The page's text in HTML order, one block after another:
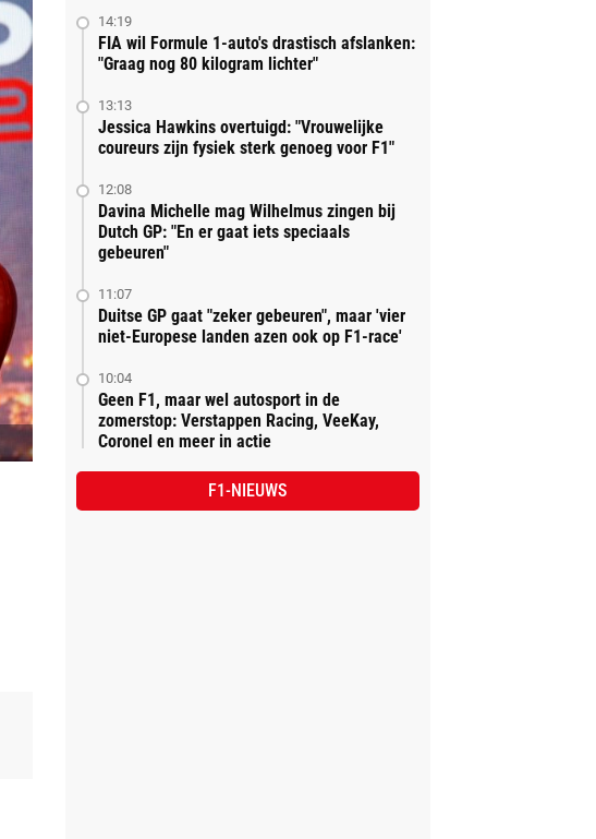
14:19
FIA wil Formule 1-auto's drastisch afslanken:
"Graag nog 80 kilogram lichter"
13:13
Jessica Hawkins overtuigd: "Vrouwelijke
coureurs zijn fysiek sterk genoeg voor F1"
12:08
Davina Michelle mag Wilhelmus zingen bij
Dutch GP: "En er gaat iets speciaals
gebeuren"
11:07
Duitse GP gaat "zeker gebeuren", maar 'vier
niet-Europese landen azen ook op F1-race'
10:04
Geen F1, maar wel autosport in de
zomerstop: Verstappen Racing, VeeKay,
Coronel en meer in actie
F1-NIEUWS